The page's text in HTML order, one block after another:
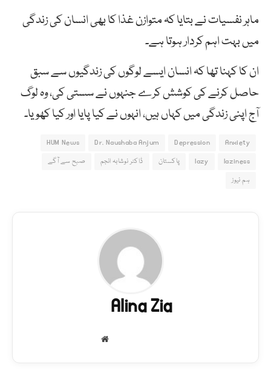
ماہر نفسیات نے بتایا کہ متوازن غذا کا بھی انسان کی زندگی
میں بہت اہم کردار ہوتا ہے۔
ان کا کہنا تھا کہ انسان ایسے لوگوں کی زندگیوں سے سبق
حاصل کرنے کی کوشش کرے جنہوں نے سستی کی، وہ لوگ
آج اپنی زندگی میں کہاں ہیں، انہوں نے کیا پایا اور کیا کھویا۔
Anxiety
Depression
Dr. Naushaba Anjum
HUM News
laziness
lazy پاکستان ڈاکٹر نوشابہ انجم
صبح سے آگے
ہم نیوز
Alina Zia
Website